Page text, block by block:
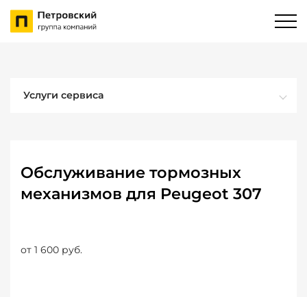
Услуги сервиса
Обслуживание тормозных
механизмов для Peugeot 307
от 1 600 руб.